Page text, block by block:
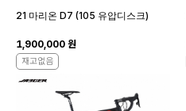
21 마리온 D7 (105 유압디스크)
1,900,000 원
재고없음